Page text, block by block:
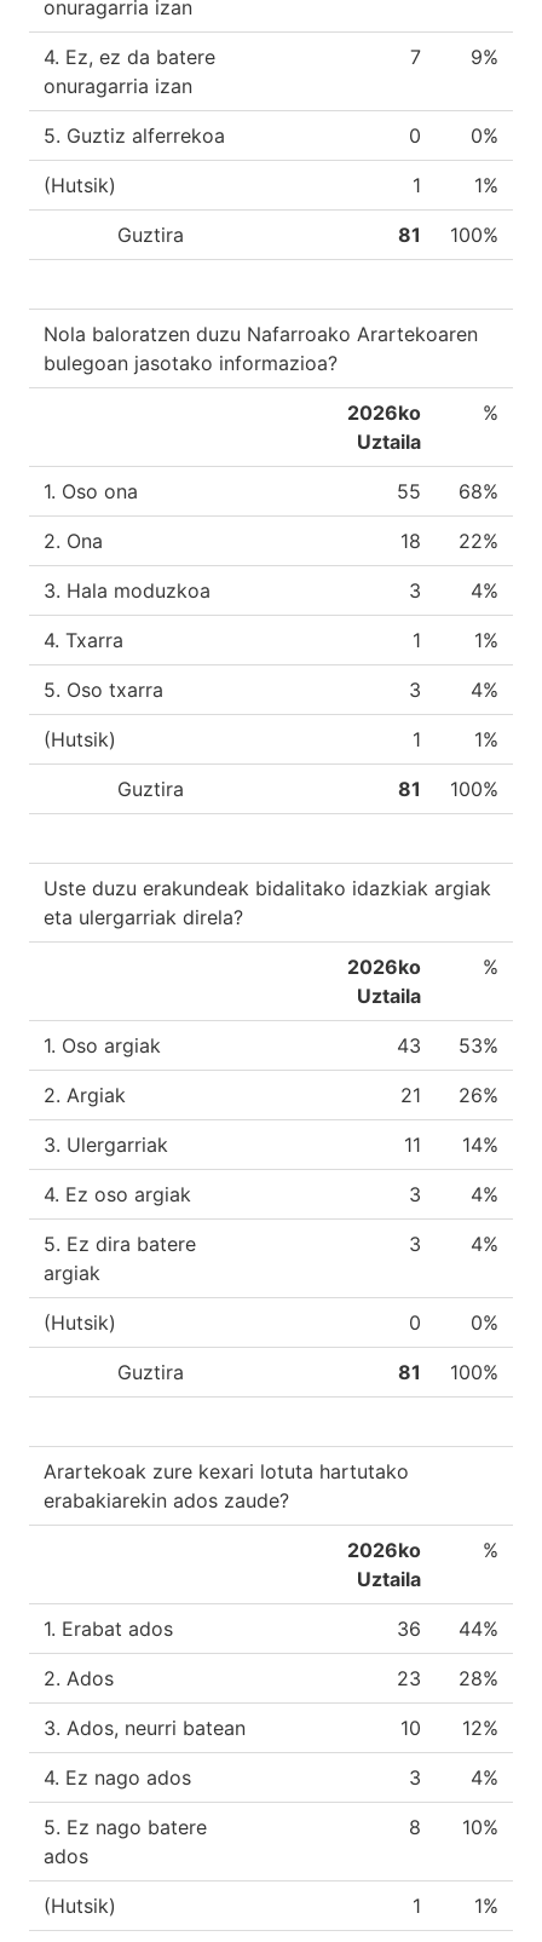
onuragarria izan
4. Ez, ez da batere
onuragarria izan
7 9%
5. Guztiz alferrekoa 0 0%
(Hutsik) 1 1%
Guztira 81 100%
Nola baloratzen duzu Nafarroako Arartekoaren
bulegoan jasotako informazioa?
2026ko
Uztaila
%
1. Oso ona 55 68%
2. Ona 18 22%
3. Hala moduzkoa 3 4%
4. Txarra 1 1%
5. Oso txarra 3 4%
(Hutsik) 1 1%
Guztira 81 100%
Uste duzu erakundeak bidalitako idazkiak argiak
eta ulergarriak direla?
2026ko
Uztaila
%
1. Oso argiak 43 53%
2. Argiak 21 26%
3. Ulergarriak 11 14%
4. Ez oso argiak 3 4%
5. Ez dira batere
argiak
3 4%
(Hutsik) 0 0%
Guztira 81 100%
Arartekoak zure kexari lotuta hartutako
erabakiarekin ados zaude?
2026ko
Uztaila
%
1. Erabat ados 36 44%
2. Ados 23 28%
3. Ados, neurri batean 10 12%
4. Ez nago ados 3 4%
5. Ez nago batere
ados
8 10%
(Hutsik) 1 1%